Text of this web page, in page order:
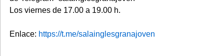
Los viernes de 17.00 a 19.00 h.
Enlace: https://t.me/salainglesgranajoven